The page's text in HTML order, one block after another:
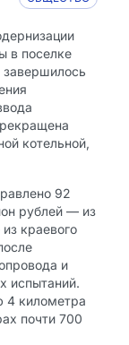
в поселке
котельной,
92
рублей — из
краевого
и
испытаний.
4 километра
почти 700